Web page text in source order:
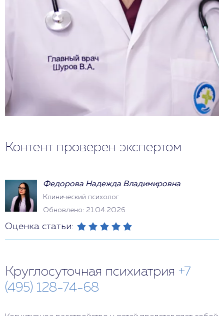
Контент проверен экспертом
Федорова Надежда Владимировна
Клинический психолог
Обновлено: 21.04.2026
Оценка статьи:
Круглосуточная психиатрия +7
(495) 128-74-68